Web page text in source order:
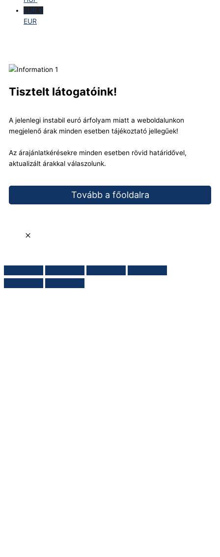
EUR €
EUR
Tisztelt látogatóink!
A jelenlegi instabil euró árfolyam miatt a weboldalunkon
megjelenő árak minden esetben tájékoztató jellegűek!
Az árajánlatkérésekre minden esetben rövid határidővel,
aktualizált árakkal válaszolunk.
Tovább a főoldalra